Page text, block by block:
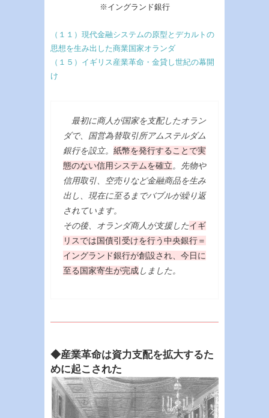
※イングランド銀行
（１１）現代金融システムの原型とデカルトの
思想を生み出した商業国家オランダ
（１５）イギリス産業革命・金貸し世紀の幕開
け
最初に商人が国家を支配したオラン
ダで、国営為替取引所アムステルダム
銀行を設立。 紙幣を発行することで実
態のない信用システムを確立。先物や
信用取引、空売りなど金融商品を生み
出し、現在に至るまでバブルが繰り返
されています。
その後、オランダ商人が支援したイギ
リスでは国債引受けを行う中央銀行＝
イングランド銀行が創設され、今日に
至る国家寄生が完成しました。
◆産業革命は資力支配を拡大するた
めに起こされた